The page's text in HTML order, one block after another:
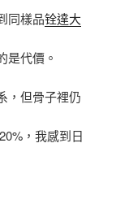
同樣品铨達大
代價。
但骨子裡仍
，我感到日